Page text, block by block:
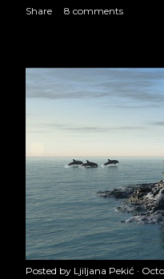
Share 8 comments
Posted by Ljiljana Pekić